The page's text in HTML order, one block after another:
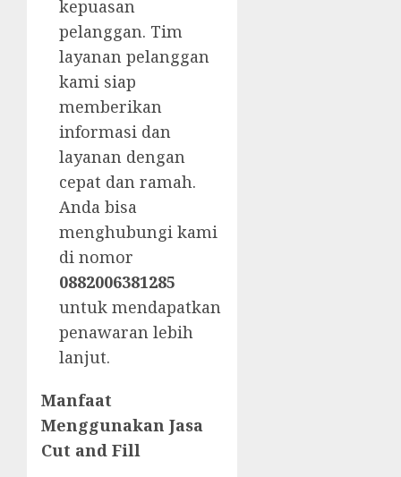
kepuasan
pelanggan. Tim
layanan pelanggan
kami siap
memberikan
informasi dan
layanan dengan
cepat dan ramah.
Anda bisa
menghubungi kami
di nomor
0882006381285
untuk mendapatkan
penawaran lebih
lanjut.
Manfaat
Menggunakan Jasa
Cut and Fill